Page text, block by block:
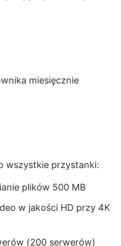
miesięcznie
wszystkie przystanki:
plików 500 MB
w jakości HD przy 4K
(200 serwerów)